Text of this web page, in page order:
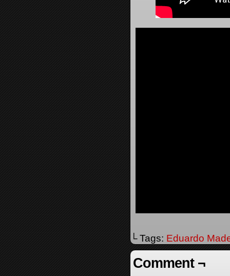
└ Tags: Eduardo
Comment ¬